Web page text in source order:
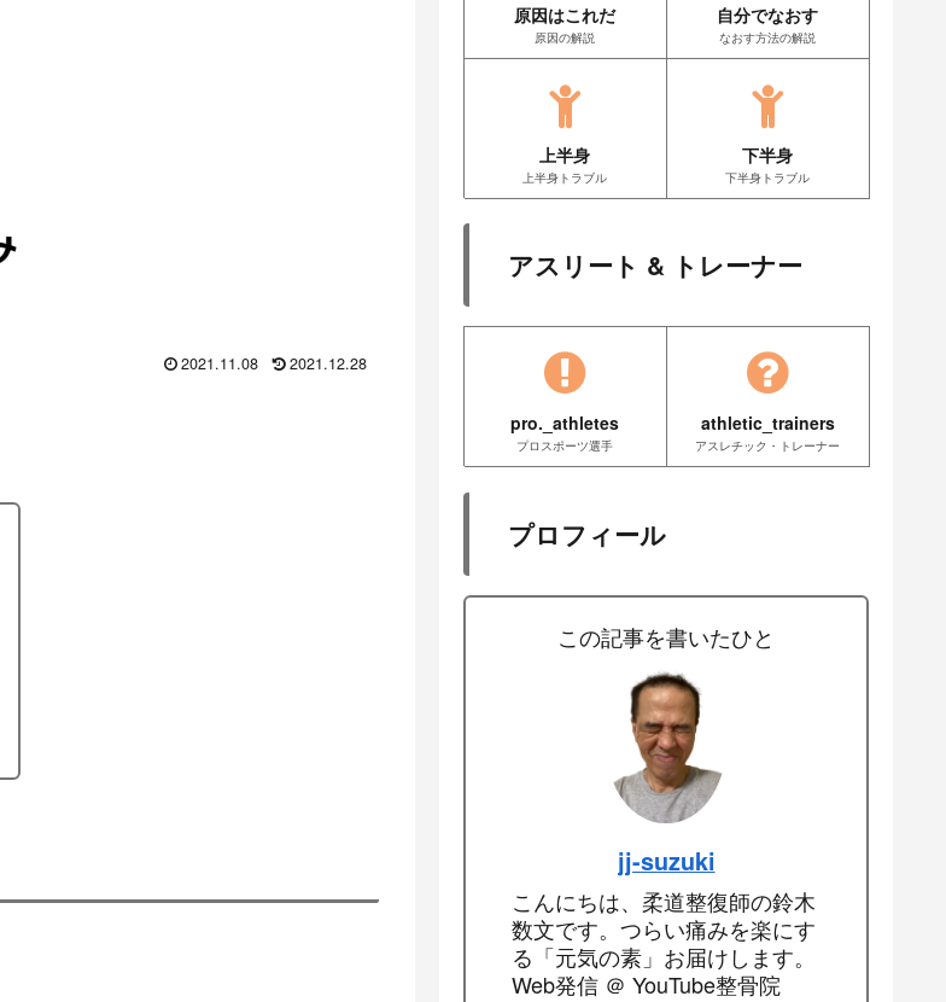
2021.11.08 2021.12.28
原因はこれだ
原因の解説
自分でなおす
なおす方法の解説
上半身
上半身トラブル
下半身
下半身トラブル
アスリート & トレーナー
pro._athletes
プロスポーツ選手
athletic_trainers
アスレチック・トレーナー
プロフィール
この記事を書いたひと
jj-suzuki
こんにちは、柔道整復師の鈴木
数文です。つらい痛みを楽にす
る「元気の素」お届けします。
Web発信 ＠ YouTube整骨院